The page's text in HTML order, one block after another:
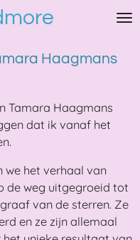
Haagmans
Tamara Haagmans
dat ik vanaf het
we het verhaal van
de weg uitgegroeid tot
van de sterren. Ze
en ze zijn allemaal